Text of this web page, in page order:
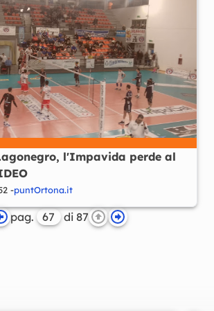
l'Impavida perde al
-puntOrtona.it
pag. di 87